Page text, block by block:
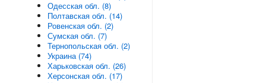
Одесская обл. (8)
Полтавская обл. (14)
Ровенская обл. (2)
Сумская обл. (7)
Тернопольская обл. (2)
Украина (74)
Харьковская обл. (26)
Херсонская обл. (17)